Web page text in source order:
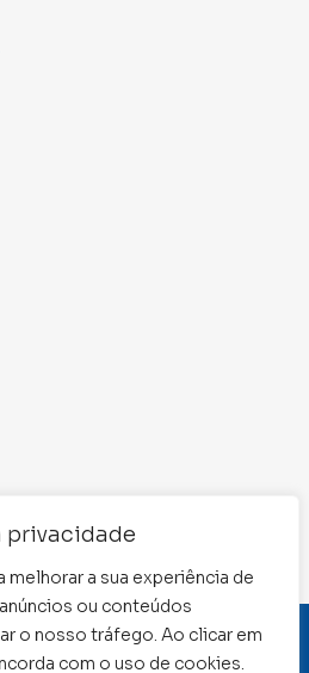
privacidade
a sua experiência de
ou conteúdos
o nosso tráfego. Ao clicar em
com o uso de cookies.
0001-11